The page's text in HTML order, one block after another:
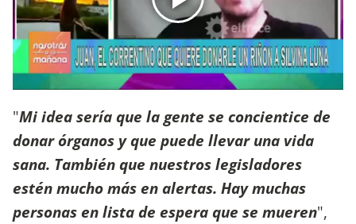
"Mi idea sería que la gente se concientice de
donar órganos y que puede llevar una vida
sana. También que nuestros legisladores
estén mucho más en alertas. Hay muchas
personas en lista de espera que se mueren",